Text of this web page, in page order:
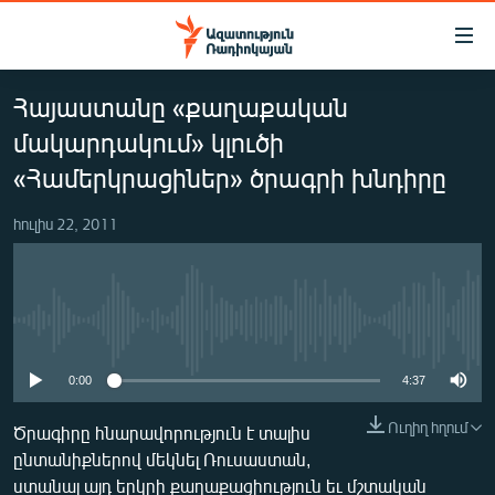
Մատչելիության
հիմնական
բովանդակությանը
հիմնական
մենյուին
Որոնում
ԱԶԱՏՈՒԹՅՈՒՆ TV
ՀԱՅԱՍՏԱՆ
ՔԱՂԱՔԱԿԱՆ
ԸՆՏՐՈՒԹՅՈՒՆՆԵՐ 2026
ՂԱՐԱԲԱՂ
ՊԱՏԵՐԱԶՄԻ 6 ՇԱԲԱԹՆԵՐԸ
ՏԱՐԱԾԱՇՐՋԱՆ
Հայաստանը «քաղաքական
մակարդակում» կլուծի
«Համերկրացիներ» ծրագրի խնդիրը
հուլիս 22, 2011
0:00 4:37
Ուղիղ հղում
Ծրագիրը հնարավորություն է տալիս
ընտանիքներով մեկնել Ռուսաստան,
ստանալ այդ երկրի քաղաքացիություն եւ մշտական